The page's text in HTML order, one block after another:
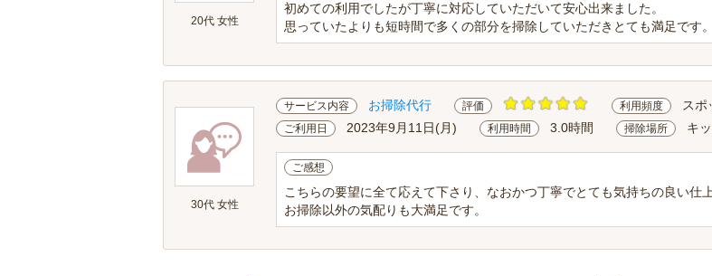
20代 女性
初めての利用でしたが丁寧に対応していただいて安心出来ました。
思っていたよりも短時間で多くの部分を掃除していただきとても満足です。
30代 女性
サービス内容 お掃除代行 評価 利用頻度 スポ
ご利用日 2023年9月11日(月) 利用時間 3.0時間 掃除場所 キ
ご感想
こちらの要望に全て応えて下さり、なおかつ丁寧でとても気持ちの良い仕
お掃除以外の気配りも大満足です。